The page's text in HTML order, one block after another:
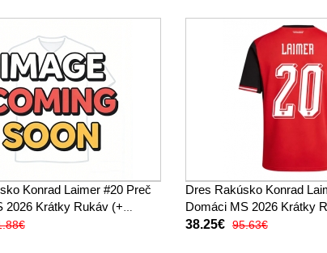
Konrad Laimer #20 Preč
2026 Krátky Rukáv (+
Dres Rakúsko Konrad
Domáci MS 2026 Krátky
38.25€ 95.63€